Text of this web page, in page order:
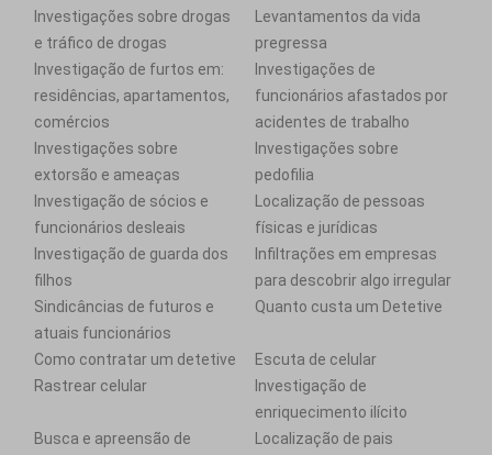
Investigações sobre drogas
e tráfico de drogas
Levantamentos da vida
pregressa
Investigação de furtos em:
residências, apartamentos,
comércios
Investigações de
funcionários afastados por
acidentes de trabalho
Investigações sobre
extorsão e ameaças
Investigações sobre
pedofilia
Investigação de sócios e
funcionários desleais
Localização de pessoas
físicas e jurídicas
Investigação de guarda dos
filhos
Infiltrações em empresas
para descobrir algo irregular
Sindicâncias de futuros e
atuais funcionários
Quanto custa um Detetive
Como contratar um detetive
Escuta de celular
Rastrear celular
Investigação de
enriquecimento ilícito
Busca e apreensão de
Localização de pais